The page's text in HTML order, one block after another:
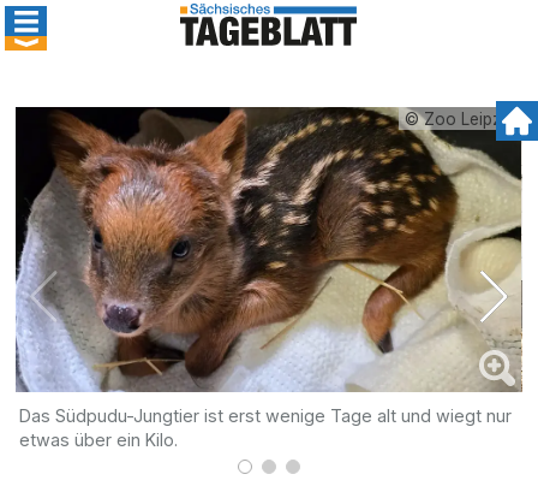
© Zoo Leipzig
Das Südpudu-Jungtier ist erst wenige Tage alt und wiegt nur
etwas über ein Kilo.